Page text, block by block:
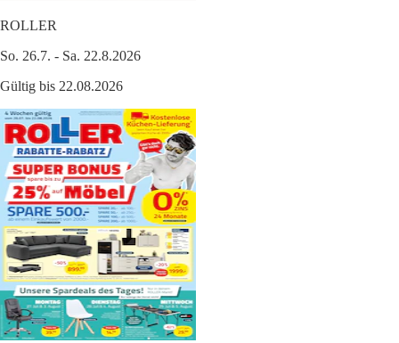
ROLLER
So. 26.7. - Sa. 22.8.2026
Gültig bis 22.08.2026